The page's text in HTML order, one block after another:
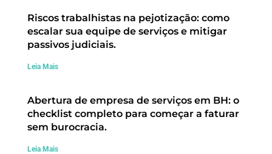
Riscos trabalhistas na pejotização: como
escalar sua equipe de serviços e mitigar
passivos judiciais.
Leia Mais
Abertura de empresa de serviços em BH: o
checklist completo para começar a faturar
sem burocracia.
Leia Mais